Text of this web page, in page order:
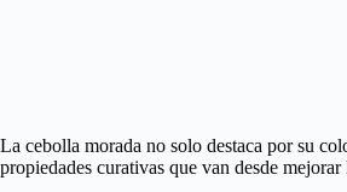
La cebolla morada no solo destaca por su
propiedades curativas que van desde